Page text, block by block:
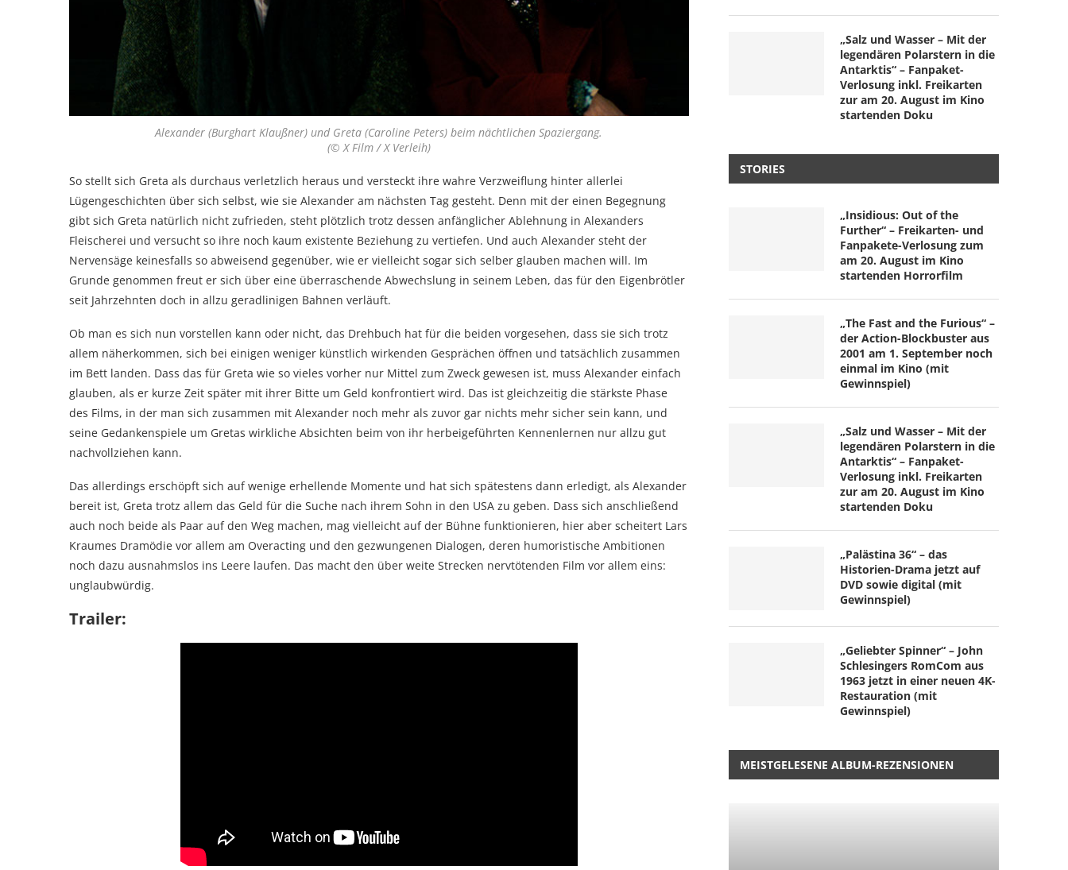
Alexander (Burghart Klaußner) und Greta (Caroline Peters) beim nächtlichen Spaziergang.
(© X Film / X Verleih)
So stellt sich Greta als durchaus verletzlich heraus und versteckt ihre wahre Verzweiflung hinter allerlei
Lügengeschichten über sich selbst, wie sie Alexander am nächsten Tag gesteht. Denn mit der einen Begegnung
gibt sich Greta natürlich nicht zufrieden, steht plötzlich trotz dessen anfänglicher Ablehnung in Alexanders
Fleischerei und versucht so ihre noch kaum existente Beziehung zu vertiefen. Und auch Alexander steht der
Nervensäge keinesfalls so abweisend gegenüber, wie er vielleicht sogar sich selber glauben machen will. Im
Grunde genommen freut er sich über eine überraschende Abwechslung in seinem Leben, das für den Eigenbrötler
seit Jahrzehnten doch in allzu geradlinigen Bahnen verläuft.
Ob man es sich nun vorstellen kann oder nicht, das Drehbuch hat für die beiden vorgesehen, dass sie sich trotz
allem näherkommen, sich bei einigen weniger künstlich wirkenden Gesprächen öffnen und tatsächlich zusammen
im Bett landen. Dass das für Greta wie so vieles vorher nur Mittel zum Zweck gewesen ist, muss Alexander einfach
glauben, als er kurze Zeit später mit ihrer Bitte um Geld konfrontiert wird. Das ist gleichzeitig die stärkste Phase
des Films, in der man sich zusammen mit Alexander noch mehr als zuvor gar nichts mehr sicher sein kann, und
seine Gedankenspiele um Gretas wirkliche Absichten beim von ihr herbeigeführten Kennenlernen nur allzu gut
nachvollziehen kann.
Das allerdings erschöpft sich auf wenige erhellende Momente und hat sich spätestens dann erledigt, als Alexander
bereit ist, Greta trotz allem das Geld für die Suche nach ihrem Sohn in den USA zu geben. Dass sich anschließend
auch noch beide als Paar auf den Weg machen, mag vielleicht auf der Bühne funktionieren, hier aber scheitert Lars
Kraumes Dramödie vor allem am Overacting und den gezwungenen Dialogen, deren humoristische Ambitionen
noch dazu ausnahmslos ins Leere laufen. Das macht den über weite Strecken nervtötenden Film vor allem eins:
unglaubwürdig.
Trailer:
„Salz und Wasser – Mit der
legendären Polarstern in die
Antarktis“ – Fanpaket-
Verlosung inkl. Freikarten
zur am 20. August im Kino
startenden Doku
STORIES
„Insidious: Out of the
Further“ – Freikarten- und
Fanpakete-Verlosung zum
am 20. August im Kino
startenden Horrorfilm
„The Fast and the Furious“ –
der Action-Blockbuster aus
2001 am 1. September noch
einmal im Kino (mit
Gewinnspiel)
„Salz und Wasser – Mit der
legendären Polarstern in die
Antarktis“ – Fanpaket-
Verlosung inkl. Freikarten
zur am 20. August im Kino
startenden Doku
„Palästina 36“ – das
Historien-Drama jetzt auf
DVD sowie digital (mit
Gewinnspiel)
„Geliebter Spinner“ – John
Schlesingers RomCom aus
1963 jetzt in einer neuen 4K-
Restauration (mit
Gewinnspiel)
MEISTGELESENE ALBUM-REZENSIONEN